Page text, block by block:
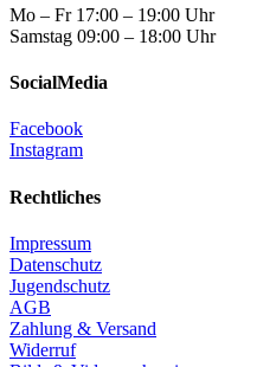
Mo – Fr 17:00 – 19:00 Uhr
Samstag 09:00 – 18:00 Uhr
SocialMedia
Facebook
Instagram
Rechtliches
Impressum
Datenschutz
Jugendschutz
AGB
Zahlung & Versand
Widerruf